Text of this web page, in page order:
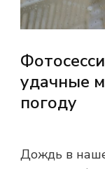
удачные
погоду
Дождь в